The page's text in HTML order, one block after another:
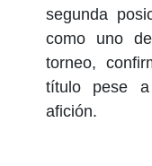
segunda
como uno
torneo,
título pese
afición.